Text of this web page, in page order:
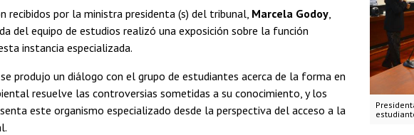
recibidos por la ministra presidenta (s) del tribunal, Marcela Godoy
del equipo de estudios realizó una exposición sobre la función
instancia especializada.
produjo un diálogo con el grupo de estudiantes acerca de la forma en
resuelve las controversias sometidas a su conocimiento, y los
este organismo especializado desde la perspectiva del acceso a la